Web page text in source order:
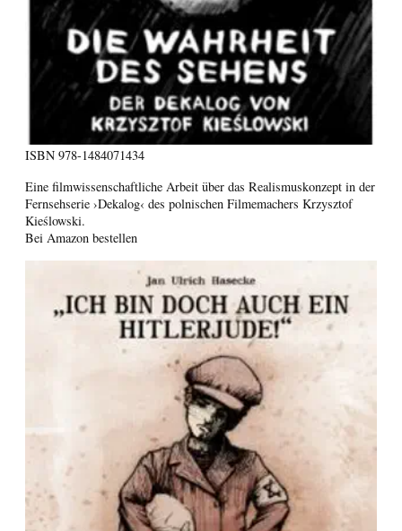
ISBN 978-1484071434
Eine filmwissenschaftliche Arbeit über das Realismuskonzept in der
Fernsehserie ›Dekalog‹ des polnischen Filmemachers Krzysztof
Kieślowski.
Bei Amazon bestellen